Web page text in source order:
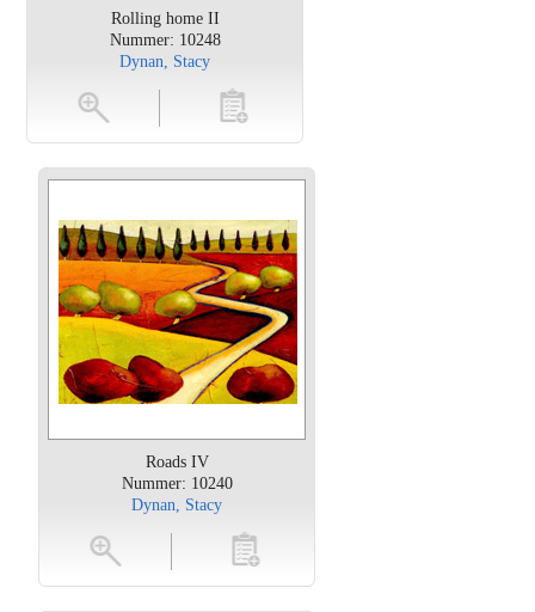
Rolling home II
Nummer: 10248
Dynan, Stacy
toevoegen
Roads IV
Nummer: 10240
Dynan, Stacy
toevoegen